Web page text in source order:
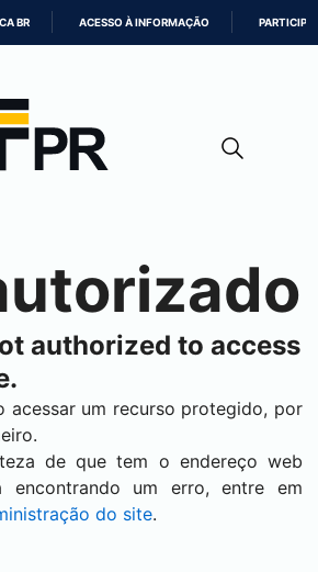
CONTEÚDO
BR ACESSO À INFORMAÇÃO PARTICIPE
authorized to access
acessar um recurso protegido, por
de que tem o endereço web
encontrando um erro, entre em
do site.